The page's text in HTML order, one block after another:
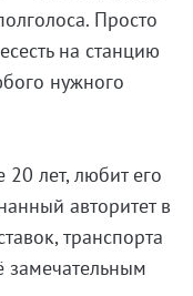
Просто
на станцию
нужного
лет, любит его
авторитет в
транспорта
замечательным